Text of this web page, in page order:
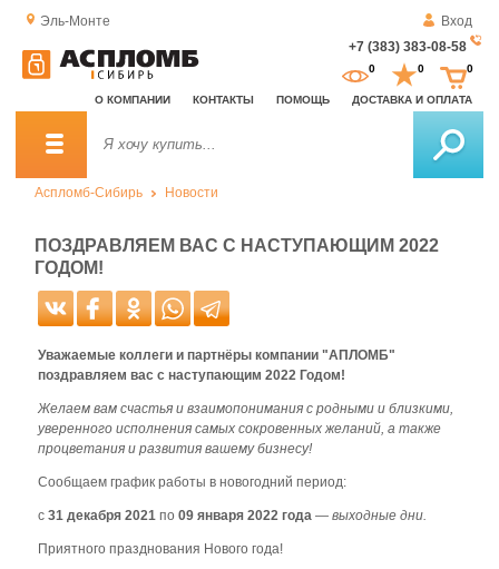
Эль-Монте
Вход
+7 (383) 383-08-58
О КОМПАНИИ КОНТАКТЫ ПОМОЩЬ ДОСТАВКА И ОПЛАТА
0 0 0
Аспломб-Сибирь Новости
ПОЗДРАВЛЯЕМ ВАС С НАСТУПАЮЩИМ 2022
ГОДОМ!
Уважаемые коллеги и партнёры компании "АПЛОМБ"
поздравляем вас с наступающим 2022 Годом!
Желаем вам счастья и взаимопонимания с родными и близкими,
уверенного исполнения самых сокровенных желаний, а также
процветания и развития вашему бизнесу!
Сообщаем график работы в новогодний период:
с 31 декабря 2021 по 09 января 2022 года — выходные дни.
Приятного празднования Нового года!